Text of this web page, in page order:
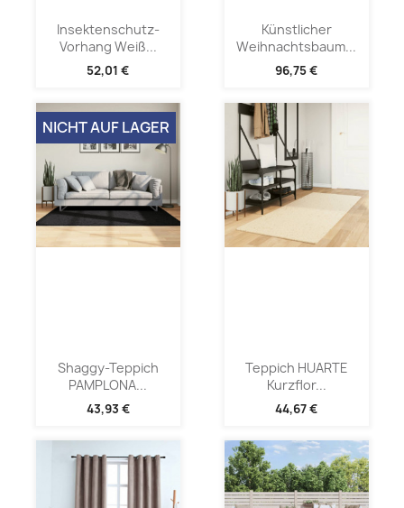
Insektenschutz-
Vorhang Weiß...
52,01 €
Künstlicher
Weihnachtsbaum...
96,75 €
Shaggy-Teppich
PAMPLONA...
43,93 €
NICHT AUF LAGER
Teppich HUARTE
Kurzflor...
44,67 €